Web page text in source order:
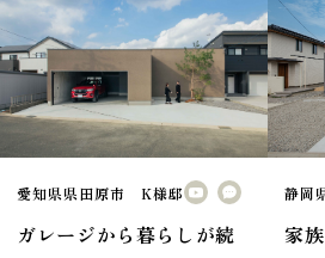
愛知県県田原市 K様邸
ガレージから暮らしが続
静岡
家